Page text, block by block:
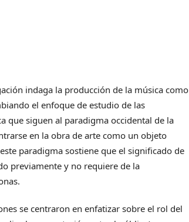
indaga la producción de la música como
el enfoque de estudio de las
que siguen al paradigma occidental de la
en la obra de arte como un objeto
paradigma sostiene que el significado de
previamente y no requiere de la
se centraron en enfatizar sobre el rol del